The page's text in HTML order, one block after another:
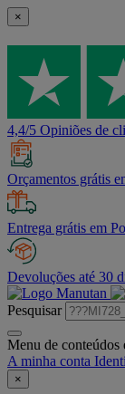
×
4,4/5 Opiniões de
Orçamentos grátis
Entrega grátis em
Devoluções até 30
Pesquisar
Menu de conteúdos
A minha conta
×